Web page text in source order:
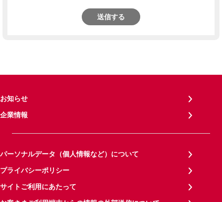
送信する
お知らせ
企業情報
パーソナルデータ（個人情報など）について
プライバシーポリシー
サイトご利用にあたって